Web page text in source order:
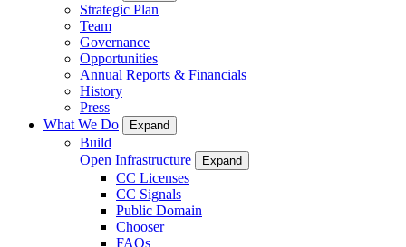
Strategic Plan
Team
Governance
Opportunities
Annual Reports & Financials
History
Press
What We Do
Expand
Build
Open Infrastructure
Expand
CC Licenses
CC Signals
Public Domain
Chooser
FAQs